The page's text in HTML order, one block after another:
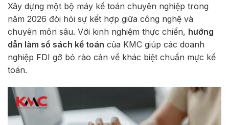
Xây dựng một bộ máy kế toán chuyên nghiệp trong
năm 2026 đòi hỏi sự kết hợp giữa công nghệ và
chuyên môn sâu. Với kinh nghiệm thực chiến, hướng
dẫn làm sổ sách kế toán của KMC giúp các doanh
nghiệp FDI gỡ bỏ rào cản về khác biệt chuẩn mực kế
toán.